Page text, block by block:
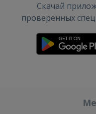
Скачай
проверенных